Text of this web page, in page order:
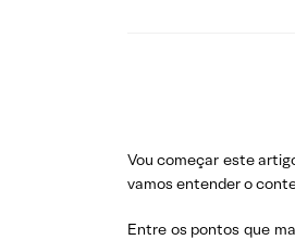
Vou começar este
vamos entender o
Entre os pontos que